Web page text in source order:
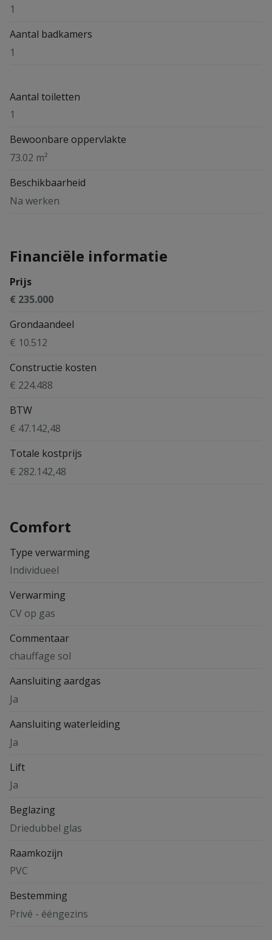
1
Aantal badkamers
1
Aantal toiletten
1
Bewoonbare oppervlakte
73.02 m²
Beschikbaarheid
Na werken
Financiële informatie
Prijs
€ 235.000
Grondaandeel
€ 10.512
Constructie kosten
€ 224.488
BTW
€ 47.142,48
Totale kostprijs
€ 282.142,48
Comfort
Type verwarming
Individueel
Verwarming
CV op gas
Commentaar
chauffage sol
Aansluiting aardgas
Ja
Aansluiting waterleiding
Ja
Lift
Ja
Beglazing
Driedubbel glas
Raamkozijn
PVC
Bestemming
Privé - ééngezins